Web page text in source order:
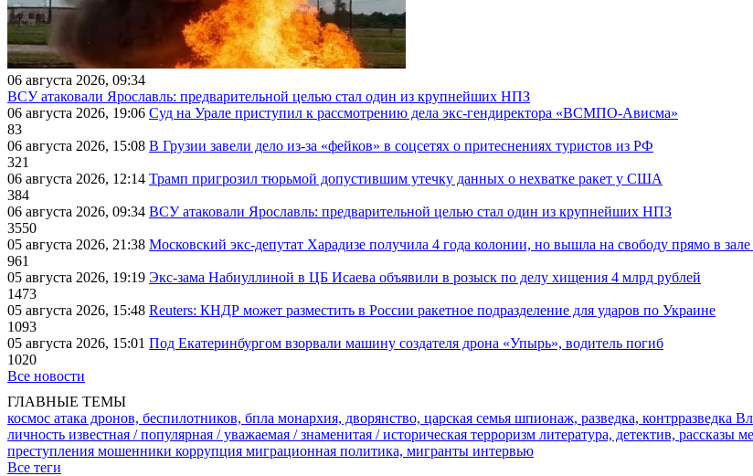
06 августа 2026, 09:34
ВСУ атаковали Ярославль: предварительной целью стал один из крупнейших НПЗ
06 августа 2026, 19:06 Суд на Урале приступил к рассмотрению дела экс-гендиректора «ВСМПО-Ависма»
83
06 августа 2026, 15:08 В Грузии завели дело из-за «фейков» в соцсетях о притеснениях туристов из РФ
321
06 августа 2026, 12:14 Трамп пригрозил тюрьмой допустившим утечку данных о нехватке ракет у США
384
06 августа 2026, 09:34 ВСУ атаковали Ярославль: предварительной целью стал один из крупнейших НПЗ
3550
05 августа 2026, 21:38 Московский экс-депутат Харадизе получила 4 года колонии, но вышла на свободу прямо в зале
961
05 августа 2026, 19:19 Экс-зама Набиуллиной в ЦБ Исаева объявили в розыск по делу хищения 4 млрд рублей
1473
05 августа 2026, 15:48 Reuters: КНДР может разместить в России ракетное подразделение для ударов по Украине
1093
05 августа 2026, 15:01 Под Екатеринбургом взорвали машину создателя дрона «Упырь», водитель погиб
1020
Все новости
ГЛАВНЫЕ ТЕМЫ
космос атака дронов, беспилотников, бпла монархия, дворянство, царская семья шпионаж, разведка, контрразведка
личность известная / популярная / уважаемая / знаменитая / историческая терроризм литература, детектив, рассказы
преступления мошенники коррупция миграционная политика, мигранты интервью
Все теги